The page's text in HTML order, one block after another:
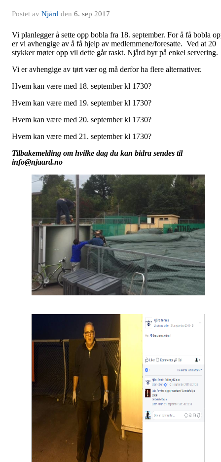
Postet av Njård den 6. sep 2017
Vi planlegger å sette opp bobla fra 18. september. For å få bobla
er vi avhengige av å få hjelp av medlemmene/foresatte. Ved at 20
stykker møter opp vil dette går raskt. Njård byr på enkel servering.
Vi er avhengige av tørt vær og må derfor ha flere alternativer.
Hvem kan være med 18. september kl 1730?
Hvem kan være med 19. september kl 1730?
Hvem kan være med 20. september kl 1730?
Hvem kan være med 21. september kl 1730?
Tilbakemelding om hvilke dag du kan bidra sendes til
info@njaard.no